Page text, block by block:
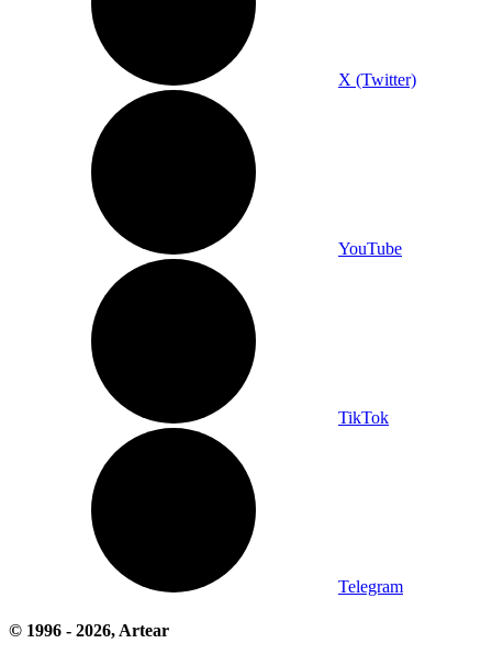
X (Twitter)
YouTube
TikTok
Telegram
© 1996 - 2026, Artear